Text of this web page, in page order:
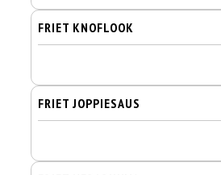
FRIET KNOFLOOK
FRIET JOPPIESAUS